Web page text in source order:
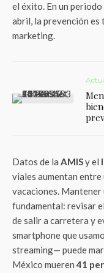
el éxito. En un
abril, la prevención es
marketing.
Datos de la AMISy el
viales aumentan entre
vacaciones. Mantener
fundamental: revisar
de salir a carretera y
smartphone que
streaming— puede
México mueren41